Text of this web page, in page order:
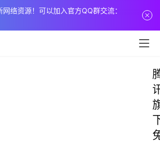
络资源！可以加入官方QQ群交流：